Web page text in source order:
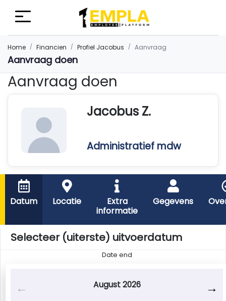
Home Financien Profiel Jacobus Aanvraag
Aanvraag doen
Aanvraag doen
Jacobus Z.
Administratief mdw
Datum Locatie
Extra
informatie
Gegevens
Selecteer (uiterste) uitvoerdatum
Date end
August 2026